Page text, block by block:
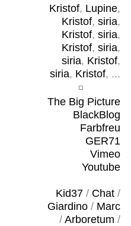
Kristof, Lupine,
Kristof, siria,
Kristof, siria,
Kristof, siria,
siria, Kristof,
siria, Kristof, ...
The Big Picture
BlackBlog
Farbfreu
GER71
Vimeo
Youtube
Kid37/ Chat/
Giardino/ Marc
/ Arboretum /